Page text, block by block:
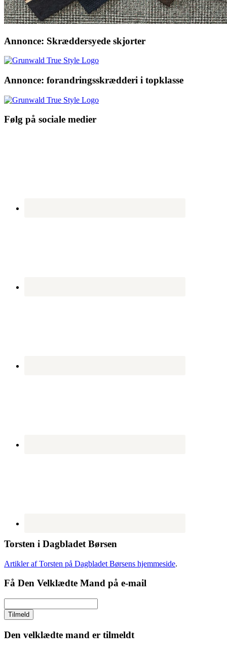
Annonce: Skræddersyede skjorter
Annonce: forandringsskrædderi i topklasse
Følg på sociale medier
Torsten i Dagbladet Børsen
Artikler af Torsten på Dagbladet Børsens hjemmeside.
Få Den Velklædte Mand på e-mail
Den velklædte mand er tilmeldt